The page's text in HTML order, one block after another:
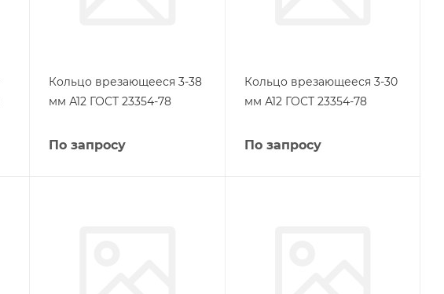
Кольцо врезающееся 3-38
мм А12 ГОСТ 23354-78
По запросу
Кольцо врезающееся 3-30
мм А12 ГОСТ 23354-78
По запросу